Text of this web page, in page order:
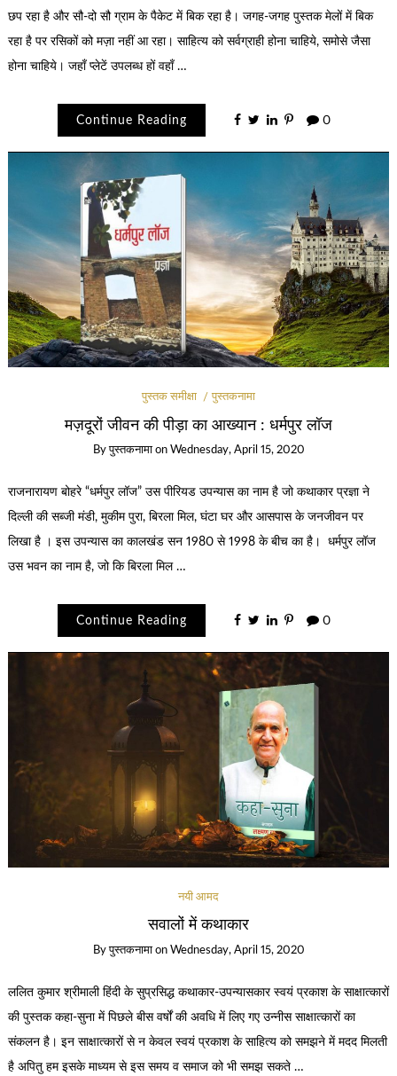
छप रहा है और सौ-दो सौ ग्राम के पैकेट में बिक रहा है। जगह-जगह पुस्तक मेलों में बिक
रहा है पर रसिकों को मज़ा नहीं आ रहा। साहित्य को सर्वग्राही होना चाहिये, समोसे जैसा
होना चाहिये। जहाँ प्लेटें उपलब्ध हों वहाँ …
Continue Reading 0
पुस्तक समीक्षा पुस्तकनामा
मज़दूरों जीवन की पीड़ा का आख्यान : धर्मपुर लॉज
Byपुस्तकनामा on Wednesday, April 15, 2020
राजनारायण बोहरे “धर्मपुर लॉज” उस पीरियड उपन्यास का नाम है जो कथाकार प्रज्ञा ने
दिल्ली की सब्जी मंडी, मुकीम पुरा, बिरला मिल, घंटा घर और आसपास के जनजीवन पर
लिखा है । इस उपन्यास का कालखंड सन 1980 से 1998 के बीच का है। धर्मपुर लॉज
उस भवन का नाम है, जो कि बिरला मिल …
Continue Reading 0
नयी आमद
सवालों में कथाकार
Byपुस्तकनामा on Wednesday, April 15, 2020
ललित कुमार श्रीमाली हिंदी के सुप्रसिद्ध कथाकार-उपन्यासकार स्वयं प्रकाश के साक्षात्कारों
की पुस्तक कहा-सुना में पिछले बीस वर्षों की अवधि में लिए गए उन्नीस साक्षात्कारों का
संकलन है। इन साक्षात्कारों से न केवल स्वयं प्रकाश के साहित्य को समझने में मदद मिलती
है अपितु हम इसके माध्यम से इस समय व समाज को भी समझ सकते …